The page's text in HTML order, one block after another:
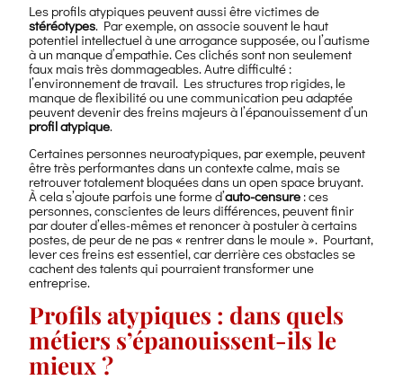
Les profils atypiques peuvent aussi être victimes de
stéréotypes. Par exemple, on associe souvent le haut
potentiel intellectuel à une arrogance supposée, ou l’autisme
à un manque d’empathie. Ces clichés sont non seulement
faux mais très dommageables. Autre difficulté :
l’environnement de travail. Les structures trop rigides, le
manque de flexibilité ou une communication peu adaptée
peuvent devenir des freins majeurs à l’épanouissement d’un
profil atypique.
Certaines personnes neuroatypiques, par exemple, peuvent
être très performantes dans un contexte calme, mais se
retrouver totalement bloquées dans un open space bruyant.
À cela s’ajoute parfois une forme d’auto-censure : ces
personnes, conscientes de leurs différences, peuvent finir
par douter d’elles-mêmes et renoncer à postuler à certains
postes, de peur de ne pas « rentrer dans le moule ». Pourtant,
lever ces freins est essentiel, car derrière ces obstacles se
cachent des talents qui pourraient transformer une
entreprise.
Profils atypiques : dans quels
métiers s’épanouissent-ils le
mieux ?